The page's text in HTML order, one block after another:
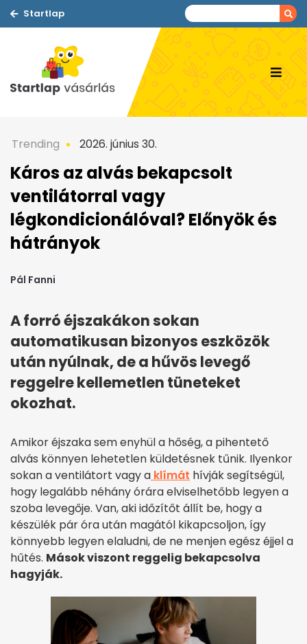
Startlap
Trending 2026. június 30.
Káros az alvás bekapcsolt
ventilátorral vagy
légkondicionálóval? Előnyök és
hátrányok
Pál Fanni
A forró éjszakákon sokan
automatikusan bizonyos eszközök
után nyúlnak, de a hűvös levegő
reggelre kellemetlen tüneteket
okozhat.
Amikor éjszaka sem enyhül a hőség, a pihentető
alvás könnyen lehetetlen küldetésnek tűnik. Ilyenkor
sokan a ventilátort vagy a klímát hívják segítségül,
hogy legalább néhány órára elviselhetőbb legyen a
szoba levegője. Van, aki időzítőt állít be, hogy a
készülék pár óra után magától kikapcsoljon, így
könnyebb legyen elaludni, de ne menjen egész éjjel a
hűtés. Mások viszont reggelig bekapcsolva
hagyják.